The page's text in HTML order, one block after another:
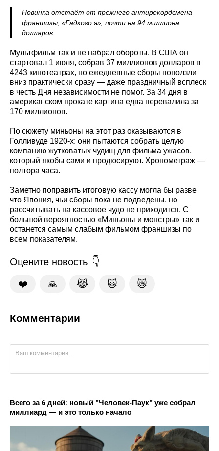
Новинка отстаёт от прежнего антирекордсмена
франшизы, «Гадкого я», почти на 94 миллиона
долларов.
Мультфильм так и не набрал обороты. В США он
стартовал 1 июля, собрав 37 миллионов долларов в
4243 кинотеатрах, но ежедневные сборы поползли
вниз практически сразу — даже праздничный всплеск
в честь Дня независимости не помог. За 34 дня в
американском прокате картина едва перевалила за
170 миллионов.
По сюжету миньоны на этот раз оказываются в
Голливуде 1920-х: они пытаются собрать целую
компанию жутковатых чудищ для фильма ужасов,
который якобы сами и продюсируют. Хронометраж —
полтора часа.
Заметно поправить итоговую кассу могла бы разве
что Япония, чьи сборы пока не подведены, но
рассчитывать на кассовое чудо не приходится. С
большой вероятностью «Миньоны и монстры» так и
останется самым слабым фильмом франшизы по
всем показателям.
Оцените новость
❤️ 🙏 😹 🙀 😿
Комментарии
Всего за 6 дней: новый "Человек-Паук" уже собрал
миллиард — и это только начало